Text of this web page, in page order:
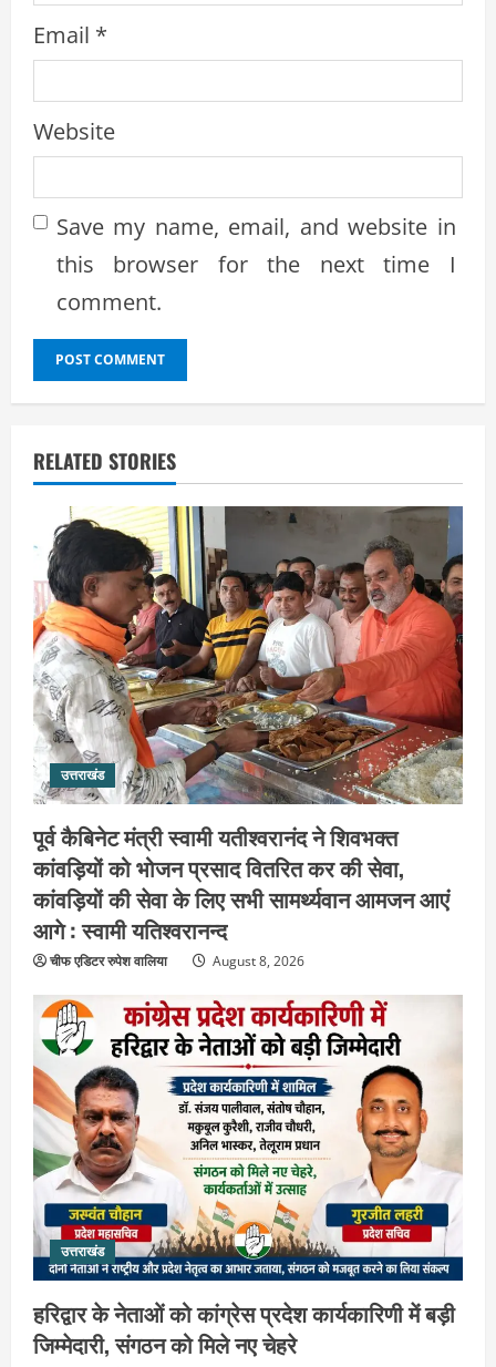
Email *
Website
Save my name, email, and website in
this browser for the next time I
comment.
RELATED STORIES
उत्तराखंड
पूर्व कैबिनेट मंत्री स्वामी यतीश्वरानंद ने शिवभक्त
कांवड़ियों को भोजन प्रसाद वितरित कर की सेवा,
कांवड़ियों की सेवा के लिए सभी सामर्थ्यवान आमजन आएं
आगे : स्वामी यतिश्वरानन्द
चीफ एडिटर रुपेश वालिया August 8, 2026
उत्तराखंड
हरिद्वार के नेताओं को कांग्रेस प्रदेश कार्यकारिणी में बड़ी
जिम्मेदारी, संगठन को मिले नए चेहरे
2
उत्तराखंड
हरिद्वार के नेताओं को कांग्रेस प्रदेश
कार्यकारिणी में बड़ी जिम्मेदारी, संगठन को मिले
नए चेहरे
August 7, 2026
उत्तराखंड
2036 ओलंपिक का सपना लेकर निकलेगी
कांवड़ यात्रा, संतों ने दिया विजयी भव का
आशीर्वाद
उत्तराखंड